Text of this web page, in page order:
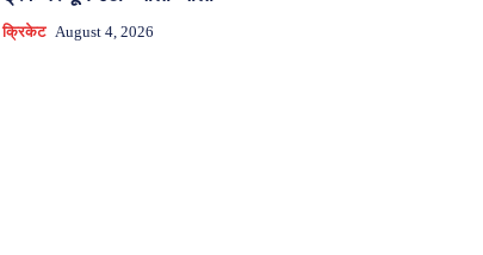
क्रिकेट August 4, 2026